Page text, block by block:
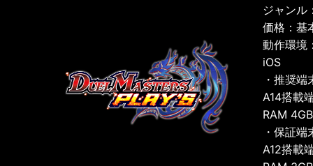
ジャンル
価格：基
動作環境
iOS
・推奨端
A14搭載
RAM
・保証端
A12搭載